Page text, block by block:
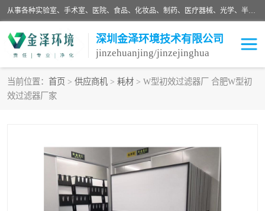
从事各种实验室、手术室、医院、食品、化妆品、制药、医疗器械、光学、半导体、精密电子等无尘车间行业的洁净车间装修设计、净化设备、恒温恒湿空调的设计制作与安装、净化系统工程项目施工及其技术支持服务。
深圳金泽环境技术有限公司
jinzehuanjing/jinzejinghua
当前位置： 首页 > 供应商机 > 耗材 > W型初效过滤器厂 合肥W型初
效过滤器厂家
耗材
手术室净化 GMP车间净化
医药车间净化